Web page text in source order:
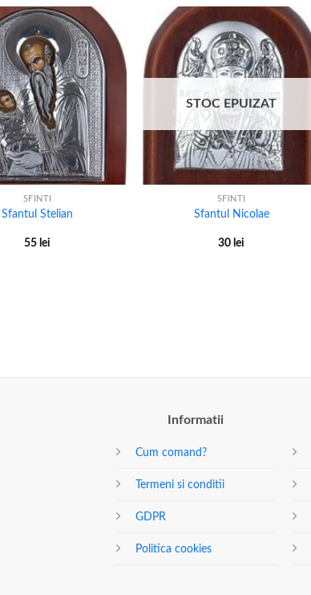
SFINTI
Sfantul Stelian
55 lei
STOC EPUIZAT
SFINTI
Sfantul Nicolae
30 lei
Informatii
Cum comand?
Termeni si conditii
GDPR
Politica cookies